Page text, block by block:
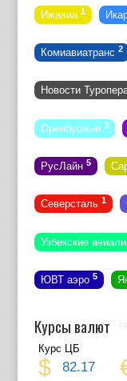
Ижавиа 1
Комиавиатранс 2
Новости
Оренбуржье 3
РусЛайн 5
Северсталь 1
Узбекские
ЮВТ аэро 5
Курсы валют
Курс ЦБ
$ 82.17